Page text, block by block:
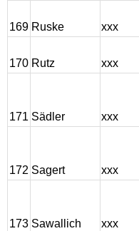
169 Ruske xxx
170 Rutz xxx
171 Sädler xxx
172 Sagert xxx
173 Sawallich xxx